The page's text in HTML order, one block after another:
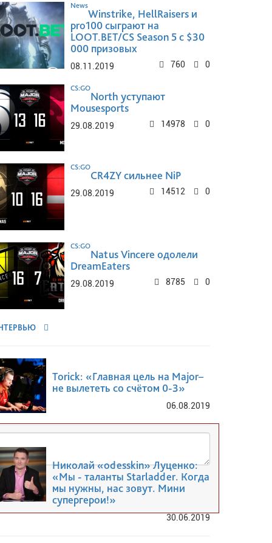
News
Winstrike, HellRaisers и
pro100 сыграют на
LOOT.BET/CS Season 5 с $30
000 призовых
08.11.2019 0
760
CS:GO
North уступают
Mousesports
29.08.2019 0
14978
CS:GO
CR4ZY сильнее NiP
29.08.2019 0
14512
CS:GO
Natus Vincere одолели
DreamEaters
29.08.2019 0
8785
Torick: «Главная цель на Major–
не вылететь со счётом 0-3»
06.08.2019
Николай «odesskin» Луценко:
«Мы - таланты Starladder. Когда
мы нужны, нас зовут. Мини
супергерои!»
30.06.2019